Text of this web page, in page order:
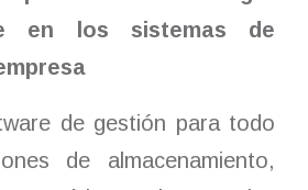
en los sistemas de
de gestión para todo
de almacenamiento,